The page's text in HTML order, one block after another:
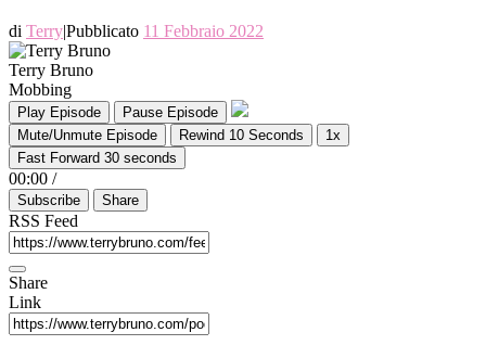
di Terry|Pubblicato 11 Febbraio 2022
Terry Bruno
Mobbing
Play Episode
Pause Episode
Mute/Unmute Episode
Rewind 10 Seconds
1x
Fast Forward 30 seconds
00:00 /
Subscribe Share
RSS Feed
Share
Link